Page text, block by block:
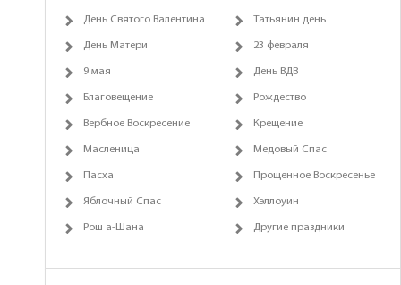
День Святого Валентина Татьянин день
День Матери 23 февраля
9 мая День ВДВ
Благовещение Рождество
Вербное Воскресение Крещение
Масленица Медовый Спас
Пасха Прощенное Воскресенье
Яблочный Спас Хэллоуин
Рош а-Шана Другие праздники